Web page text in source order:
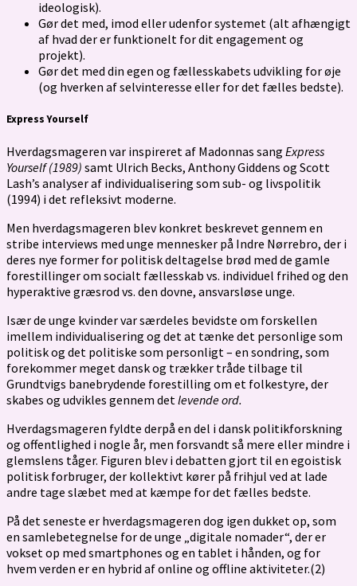
ideologisk).
Gør det med, imod eller udenfor systemet (alt afhængigt
af hvad der er funktionelt for dit engagement og
projekt).
Gør det med din egen og fællesskabets udvikling for øje
(og hverken af selvinteresse eller for det fælles bedste).
Express Yourself
Hverdagsmageren var inspireret af Madonnas sang Express
Yourself (1989) samt Ulrich Becks, Anthony Giddens og Scott
Lash’s analyser af individualisering som sub- og livspolitik
(1994) i det refleksivt moderne.
Men hverdagsmageren blev konkret beskrevet gennem en
stribe interviews med unge mennesker på Indre Nørrebro, der i
deres nye former for politisk deltagelse brød med de gamle
forestillinger om socialt fællesskab vs. individuel frihed og den
hyperaktive græsrod vs. den dovne, ansvarsløse unge.
Især de unge kvinder var særdeles bevidste om forskellen
imellem individualisering og det at tænke det personlige som
politisk og det politiske som personligt – en sondring, som
forekommer meget dansk og trækker tråde tilbage til
Grundtvigs banebrydende forestilling om et folkestyre, der
skabes og udvikles gennem det levende ord.
Hverdagsmageren fyldte derpå en del i dansk politikforskning
og offentlighed i nogle år, men forsvandt så mere eller mindre i
glemslens tåger. Figuren blev i debatten gjort til en egoistisk
politisk forbruger, der kollektivt kører på frihjul ved at lade
andre tage slæbet med at kæmpe for det fælles bedste.
På det seneste er hverdagsmageren dog igen dukket op, som
en samlebetegnelse for de unge „digitale nomader“, der er
vokset op med smartphones og en tablet i hånden, og for
hvem verden er en hybrid af online og offline aktiviteter.(2)